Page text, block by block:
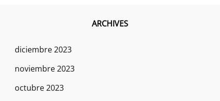
ARCHIVES
diciembre 2023
noviembre 2023
octubre 2023